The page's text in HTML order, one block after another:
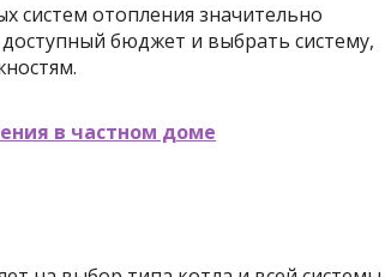
систем отопления значительно
бюджет и выбрать систему,
в частном доме